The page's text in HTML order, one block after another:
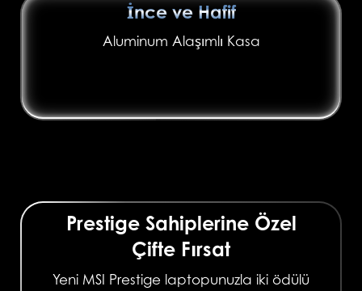
İnce ve Hafif
Aluminum Alaşımlı Kasa
Prestige Sahiplerine Özel
Çifte Fırsat
Yeni MSI Prestige laptopunuzla iki ödülü